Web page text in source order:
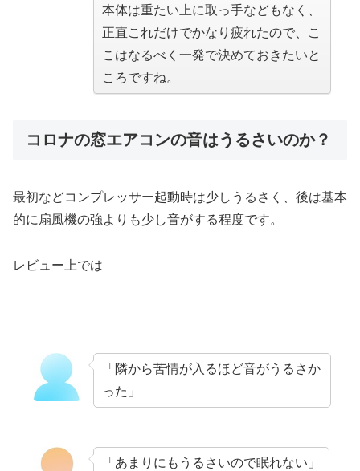
本体は重たい上に取っ手などもなく、
正直これだけでかなり疲れたので、こ
こはなるべく一発で決めておきたいと
ころですね。
コロナの窓エアコンの音はうるさいのか？
最初などコンプレッサー起動時は少しうるさく、後は基本
的に扇風機の強よりも少し音がする程度です。
レビュー上では
「隣から苦情が入るほど音がうるさか
った」
「あまりにもうるさいので眠れない」